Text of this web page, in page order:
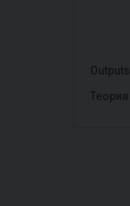
Outputs
Теория